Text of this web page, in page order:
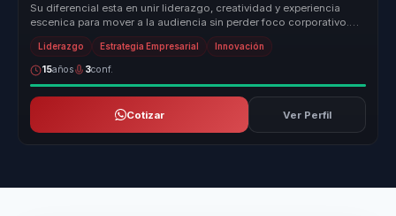
Su diferencial esta en unir liderazgo, creatividad y experiencia
escenica para mover a la audiencia sin perder foco corporativo.
Conviert...
Liderazgo Estrategia Empresarial Innovación
15años 3conf.
Cotizar Ver Perfil